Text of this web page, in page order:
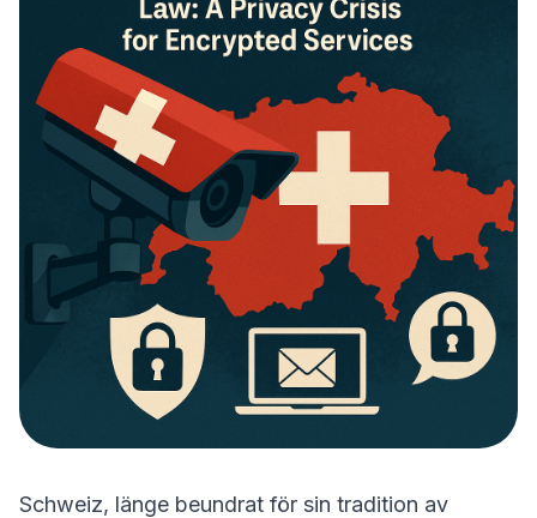
Schweiz, länge beundrat för sin tradition av